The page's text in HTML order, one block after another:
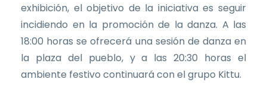
exhibición, el objetivo de la iniciativa es seguir
incidiendo en la promoción de la danza. A las
18:00 horas se ofrecerá una sesión de danza en
la plaza del pueblo, y a las 20:30 horas el
ambiente festivo continuará con el grupo Kittu.